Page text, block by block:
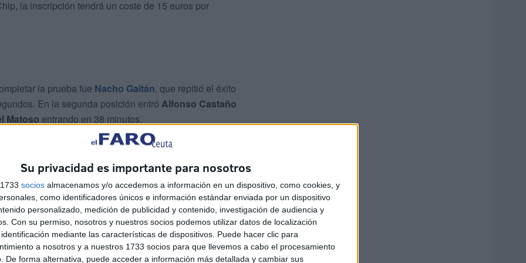
Su privacidad es importante para nosotros
socios almacenamos y/o accedemos a información en un dispositivo, como cookies, y
como identificadores únicos e información estándar enviada por un dispositivo
personalizado, medición de publicidad y contenido, investigación de audiencia y
Con su permiso, nosotros y nuestros socios podemos utilizar datos de localización
mediante las características de dispositivos. Puede hacer clic para
a nosotros y a nuestros 1733 socios para que llevemos a cabo el procesamiento
De forma alternativa, puede acceder a información más detallada y cambiar sus
la inscripción tendrá un coste de 15 euros por
la prueba fue Nacho Gaitán, que repitió el éxito
En la segunda posición entró Alfonso Castaño
Matoso entrando en 38 minutos.
imponiéndose Nabila Serghinicon un tiempo de 43
Ríos, que llegó unos segundos después. La tercera
y 41 segundos.